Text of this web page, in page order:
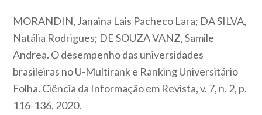
MORANDIN, Janaina Lais Pacheco Lara; DA SILVA,
Natália Rodrigues; DE SOUZA VANZ, Samile
Andrea. O desempenho das universidades
brasileiras no U-Multirank e Ranking Universitário
Folha. Ciência da Informação em Revista, v. 7, n. 2, p.
116-136, 2020.